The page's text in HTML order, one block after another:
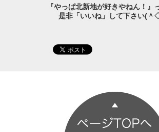
『やっぱ北新地が好きやねん！』
是非「いいね」して下さい(＾